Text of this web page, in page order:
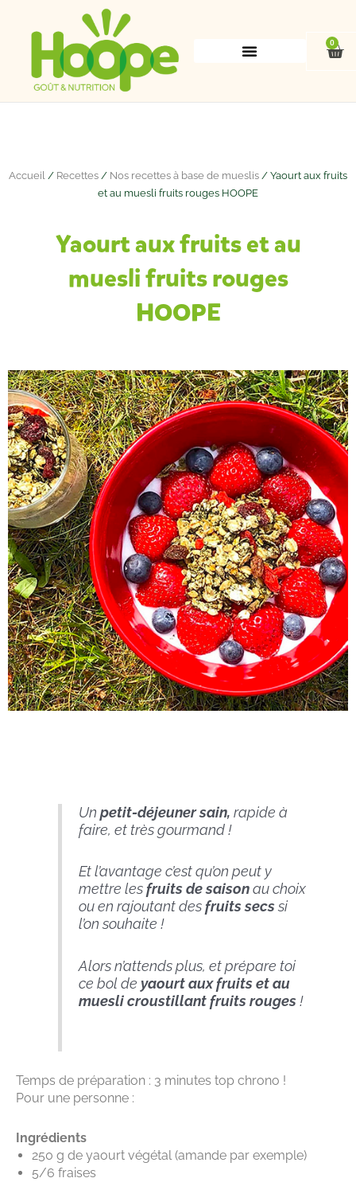
0
Accueil / Recettes / Nos recettes à base de mueslis / Yaourt aux fruits
et au muesli fruits rouges HOOPE
Yaourt aux fruits et au
muesli fruits rouges
HOOPE
Un petit-déjeunersain, rapide à
faire, et très gourmand !
Et l’avantage c’est qu’on peut y
mettre lesfruits de saisonau choix
ou en rajoutant desfruits secssi
l’on souhaite !
Alors n’attends plus, et prépare toi
ce bol de yaourt aux fruits et au
muesli croustillant fruits rouges!
Temps de préparation : 3 minutes top chrono !
Pour une personne :
Ingrédients
250 g de yaourt végétal (amande par exemple)
5/6 fraises